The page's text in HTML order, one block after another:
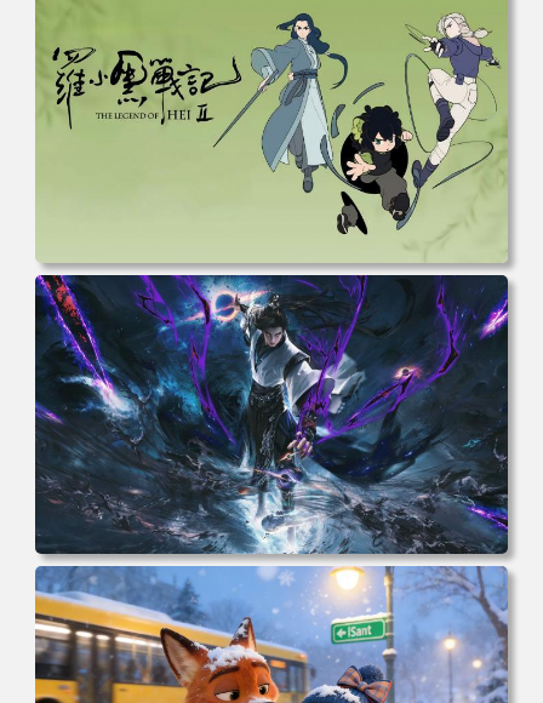
面 高清壁纸 壁纸下载 壁纸大全
电脑壁纸 动漫 无限 罗小黑 罗小黑战记 罗小黑战记2 风息
鹿野师姐 电脑桌面 高清壁纸 壁纸下载 壁纸大全
电脑壁纸 完美世界 荒天帝石昊 4K高清动漫壁纸 电脑桌面
高清壁纸 壁纸下载 壁纸大全